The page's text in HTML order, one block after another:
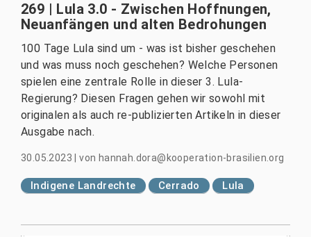
269 | Lula 3.0 - Zwischen Hoffnungen,
Neuanfängen und alten Bedrohungen
100 Tage Lula sind um - was ist bisher geschehen
und was muss noch geschehen? Welche Personen
spielen eine zentrale Rolle in dieser 3. Lula-
Regierung? Diesen Fragen gehen wir sowohl mit
originalen als auch re-publizierten Artikeln in dieser
Ausgabe nach.
30.05.2023 |von hannah.dora@kooperation-brasilien.org
Indigene Landrechte Cerrado Lula